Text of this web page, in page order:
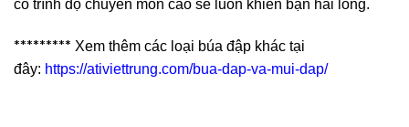
có trình độ chuyên môn cao sẽ luôn khiến bạn hài lòng.
********* Xem thêm các loại búa đập khác tại
đây: https://ativiettrung.com/bua-dap-va-mui-dap/